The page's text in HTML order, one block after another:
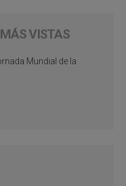
VISTAS
Mundial de la